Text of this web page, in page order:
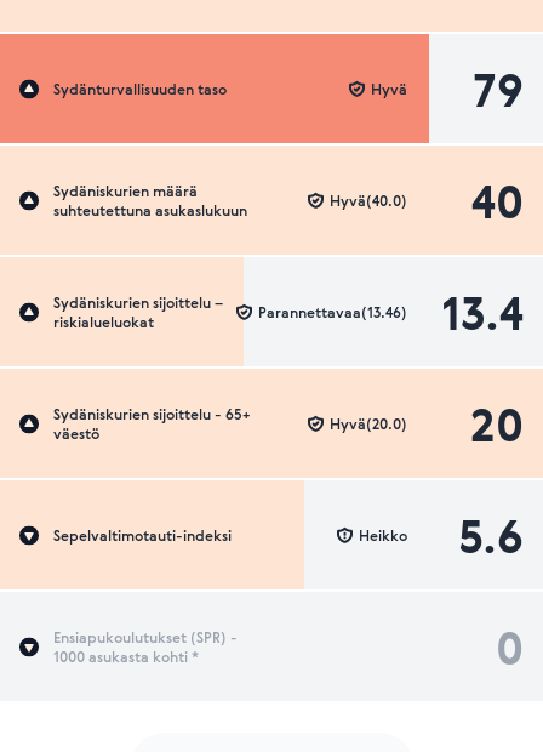
Sydänturvallisuuden taso 79
Hyvä
Sydäniskurien määrä
suhteutettuna asukaslukuun
40
Hyvä(40.0)
Sydäniskurien sijoittelu –
riskialueluokat
13.4
Parannettavaa(13.46)
Sydäniskurien sijoittelu - 65+
väestö
20
Hyvä(20.0)
Sepelvaltimotauti-indeksi 5.6
Heikko
Ensiapukoulutukset (SPR) -
1000 asukasta kohti *
0